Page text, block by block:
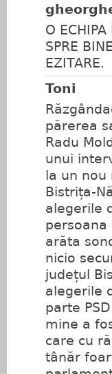
O ECHIPA
SPRE
EZITARE.
Toni
părerea
Radu
unui
la un
Bistrița-
alegerile
persoana
arăta
nicio
județul
alegerile
parte
mine a
care cu
tânăr